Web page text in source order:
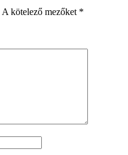
A kötelező mezőket *